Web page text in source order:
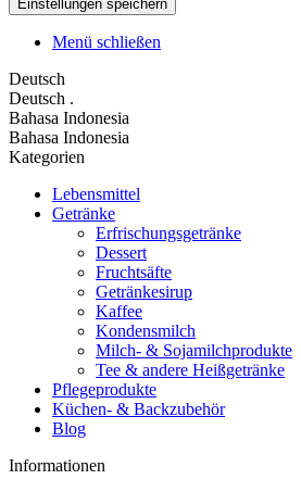
Menü schließen
Deutsch
Deutsch .
Bahasa Indonesia
Bahasa Indonesia
Kategorien
Lebensmittel
Getränke
Erfrischungsgetränke
Dessert
Fruchtsäfte
Getränkesirup
Kaffee
Kondensmilch
Milch- & Sojamilchprodukte
Tee & andere Heißgetränke
Pflegeprodukte
Küchen- & Backzubehör
Blog
Informationen